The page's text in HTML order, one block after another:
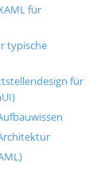
für
typische
für